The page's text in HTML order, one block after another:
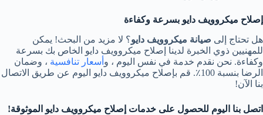
إصلاح ميكروويف دايو بسرعة وكفاءة
هل تحتاج إلى صيانة ميكروويف دايو؟ لا مزيد من البحث! يمكن
للمهنيين ذوي الخبرة لدينا إصلاح ميكروويف دايو الخاص بك بسرعة
وكفاءة. نحن نقدم خدمة في نفس اليوم ، و أسعار تنافسية ، وضمان
الرضا بنسبة 100٪. قم بإصلاح ميكروويف دايو اليوم عن طريق الاتصال
بنا الآن!
اتصل بنا اليوم للحصول على خدمات إصلاح ميكروويف دايو الموثوقة!